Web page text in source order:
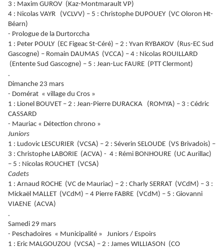
3 : Maxim GUROV (Kaz-Montmarault VP)
4 : Nicolas VAYR (VCLVV) – 5 : Christophe DUPOUEY (VC Oloron Ht-
Béarn)
- Prologue de la Durtorccha
1 : Peter POULY (EC Figeac St-Céré) – 2 : Yvan RYBAKOV (Rus-EC Sud
Gascogne) – Romain DAUMAS (VCCA) – 4 : Nicolas ROUILLARD
(Entente Sud Gascogne) – 5 : Jean-Luc FAURE (PTT Clermont)
.
Dimanche 23 mars
- Domérat « village du Cros »
1 : Lionel BOUVET – 2 : Jean-Pierre DURACKA (ROMYA) – 3 : Cédric
CASSARD
- Mauriac « Détection chrono »
Juniors
1 : Ludovic LESCURIER (VCSA) – 2 : Séverin SELOUDE (VS Brivadois) –
3 : Christophe LABORIE (ACVA) - 4 : Rémi BONHOURE (UC Aurillac)
– 5 : Nicolas ROUCHET (VCSA)
Cadets
1 : Arnaud ROCHE (VC de Mauriac) – 2 : Charly SERRAT (VCdM) – 3 :
Mickaël MALLET (VCdM) – 4 Pierre FABRE (VCdM) – 5 : Giovanni
VIAENE (ACVA)
.
Samedi 29 mars
- Peschadoires « Municipalité » Juniors / Espoirs
1 : Eric MALGOUZOU (VCSA) – 2 : James WILLIASON (CO